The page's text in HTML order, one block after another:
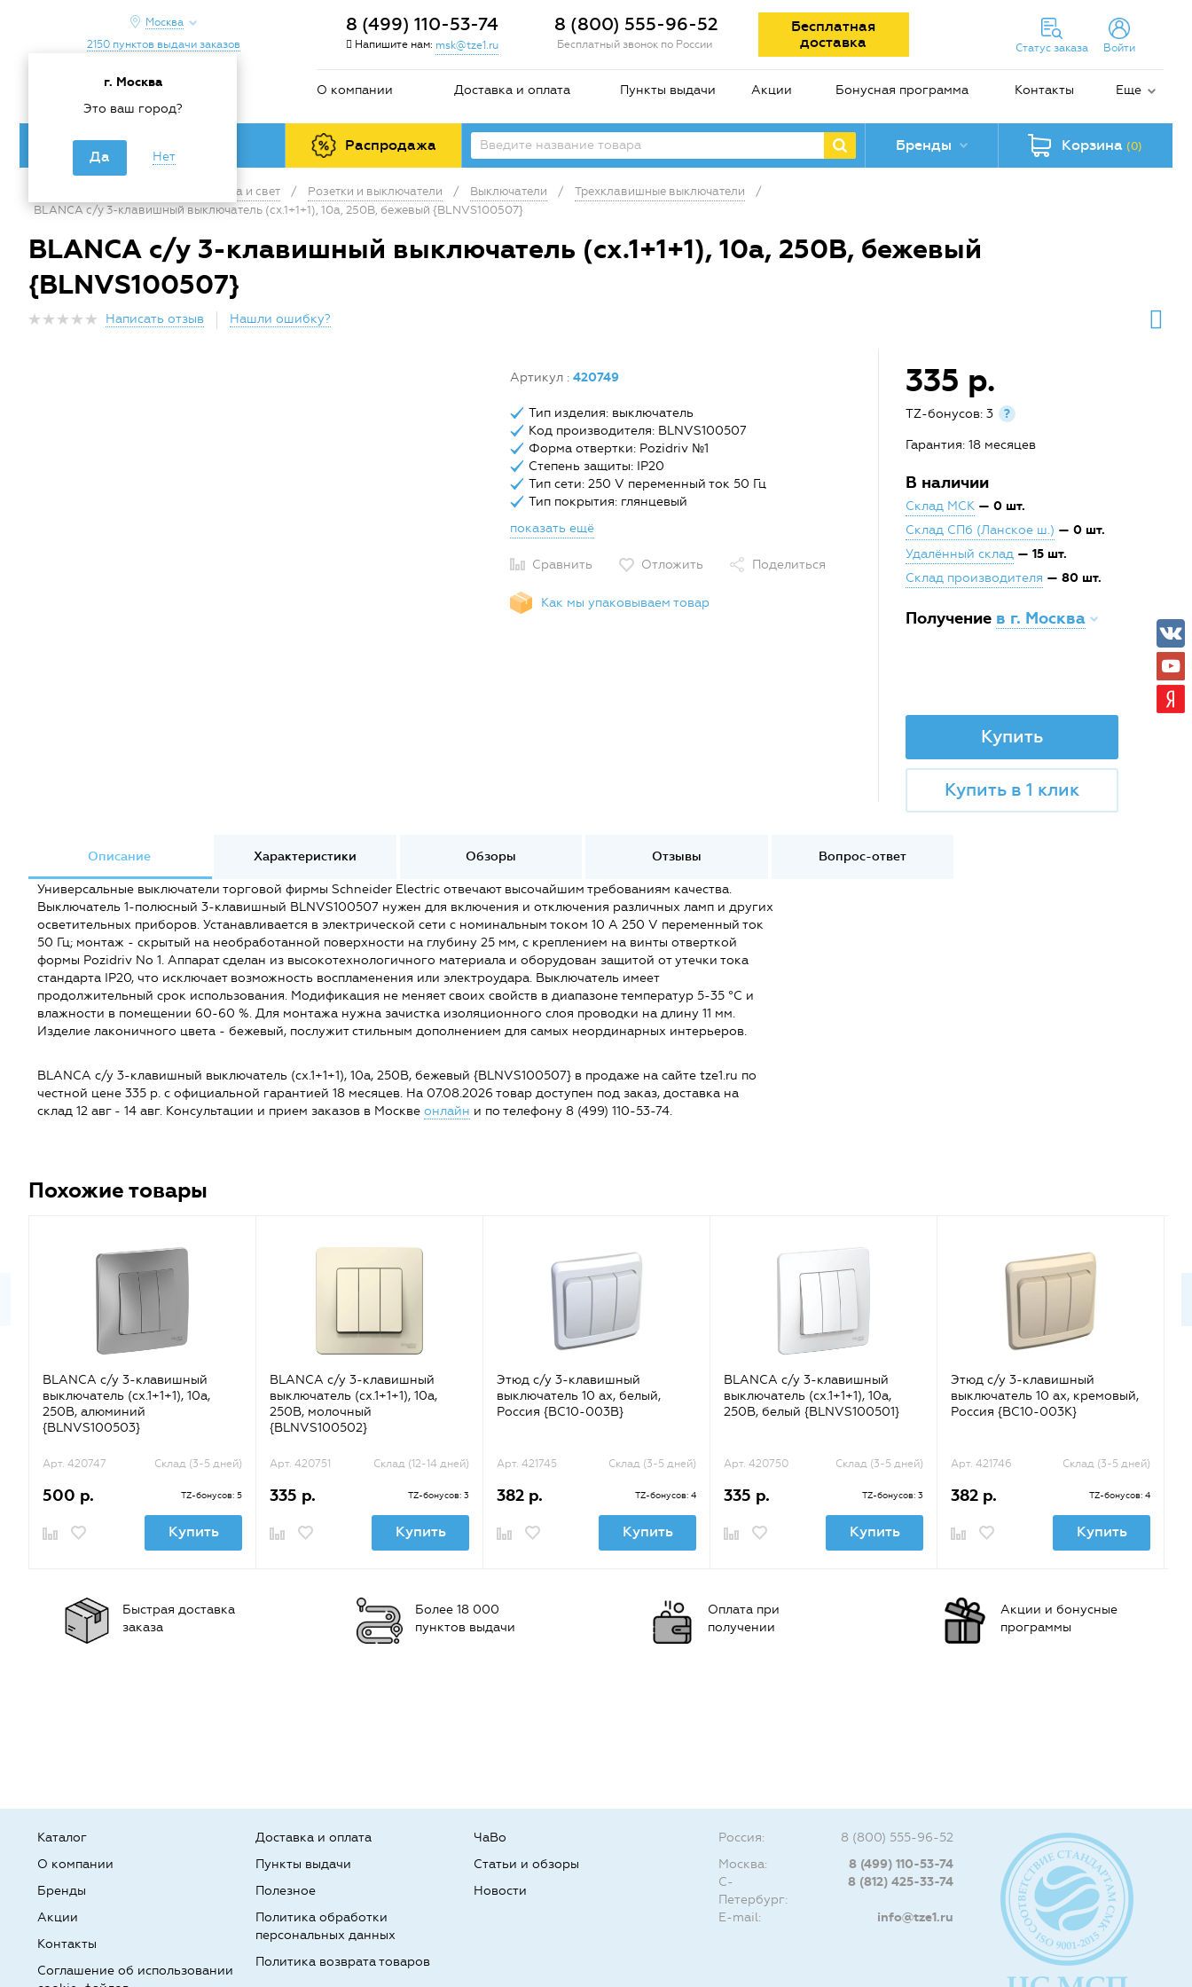
Москва
г. Москва
Это ваш город?
Да Нет
2150 пунктов выдачи заказов
8 (499) 110-53-74
Напишите нам: msk@tze1.ru
8 (800) 555-96-52
Бесплатный звонок по России
Бесплатная
доставка
Статус заказа Войти
О компании Доставка и оплата Пункты выдачи Акции Бонусная программа Контакты Еще
Каталог товаров Распродажа Бренды Корзина (0)
Электрика и свет / Розетки и выключатели / Выключатели / Трехклавишные выключатели
/
BLANCA с/у 3-клавишный выключатель (cх.1+1+1), 10а, 250B, бежевый {BLNVS100507}
BLANCA с/у 3-клавишный выключатель (cх.1+1+1), 10а, 250B, бежевый
{BLNVS100507}
Написать отзыв Нашли ошибку?
Артикул : 420749
Тип изделия: выключатель
Код производителя: BLNVS100507
Форма отвертки: Pozidriv №1
Степень защиты: IP20
Тип сети: 250 V переменный ток 50 Гц
Тип покрытия: глянцевый
показать ещё
Сравнить Отложить Поделиться
Как мы упаковываем товар
335 р.
TZ-бонусов: 3 ?
Гарантия: 18 месяцев
В наличии
Склад МСК — 0 шт.
Склад СПб (Ланское ш.) — 0 шт.
Удалённый склад — 15 шт.
Склад производителя — 80 шт.
Получение в г. Москва
Купить
Купить в 1 клик
Описание Характеристики Обзоры Отзывы Вопрос-ответ
Универсальные выключатели торговой фирмы Schneider Electric отвечают высочайшим требованиям качества.
Выключатель 1-полюсный 3-клавишный BLNVS100507 нужен для включения и отключения различных ламп и других
осветительных приборов. Устанавливается в электрической сети c номинальным током 10 А 250 V переменный ток
50 Гц; монтаж - скрытый на необработанной поверхности на глубину 25 мм, с креплением на винты отверткой
формы Pozidriv No 1. Аппарат сделан из высокотехнологичного материала и оборудован защитой от утечки тока
стандарта IP20, что исключает возможность воспламенения или электроудара. Выключатель имеет
продолжительный срок использования. Модификация не меняет своих свойств в диапазоне температур 5-35 °C и
влажности в помещении 60-60 %. Для монтажа нужна зачистка изоляционного слоя проводки на длину 11 мм.
Изделие лаконичного цвета - бежевый, послужит стильным дополнением для самых неординарных интерьеров.
BLANCA с/у 3-клавишный выключатель (cх.1+1+1), 10а, 250B, бежевый {BLNVS100507} в продаже на сайте tze1.ru по
честной цене 335 р. с официальной гарантией 18 месяцев. На 07.08.2026 товар доступен под заказ, доставка на
склад 12 авг - 14 авг. Консультации и прием заказов в Москве онлайн и по телефону 8 (499) 110-53-74.
Похожие товары
BLANCA с/у 3-клавишный
выключатель (cх.1+1+1), 10а,
250B, алюминий
{BLNVS100503}
Арт. 420747 Склад (3-5 дней)
500 р. TZ-бонусов: 5
Купить
BLANCA с/у 3-клавишный
выключатель (cх.1+1+1), 10а,
250B, молочный
{BLNVS100502}
Арт. 420751 Склад (12-14 дней)
335 р. TZ-бонусов: 3
Купить
Этюд с/у 3-клавишный
выключатель 10 ах, белый,
Россия {BC10-003B}
Арт. 421745 Склад (3-5 дней)
382 р. TZ-бонусов: 4
Купить
BLANCA с/у 3-клавишный
выключатель (cх.1+1+1), 10а,
250B, белый {BLNVS100501}
Арт. 420750 Склад (3-5 дней)
335 р. TZ-бонусов: 3
Купить
Этюд с/у 3-клавишный
выключатель 10 ах, кремовый,
Россия {BC10-003K}
Арт. 421746 Склад (3-5 дней)
382 р. TZ-бонусов: 4
Купить
Быстрая доставка
заказа
Более 18 000
пунктов выдачи
Оплата при
получении
Акции и бонусные
программы
Каталог
О компании
Бренды
Доставка и оплата
Пункты выдачи
Полезное
ЧаВо
Статьи и обзоры
Новости
Акции
Контакты
Соглашение об использовании
Политика обработки
персональных данных
Политика возврата товаров
Россия:
8 (800) 555-96-52
Москва:
8 (499) 110-53-74
С-
Петербург:
8 (812) 425-33-74
E-mail: info@tze1.ru